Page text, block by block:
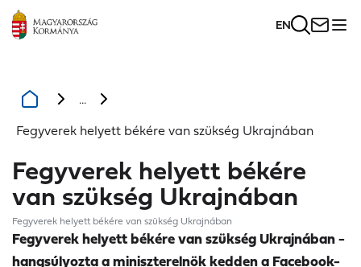
EN
...
Fegyverek helyett békére van szükség Ukrajnában
Fegyverek helyett békére
van szükség Ukrajnában
Fegyverek helyett békére van szükség Ukrajnában
Fegyverek helyett békére van szükség Ukrajnában -
hangsúlyozta a miniszterelnök kedden a Facebook-